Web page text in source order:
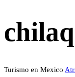
Turismo en Mexico